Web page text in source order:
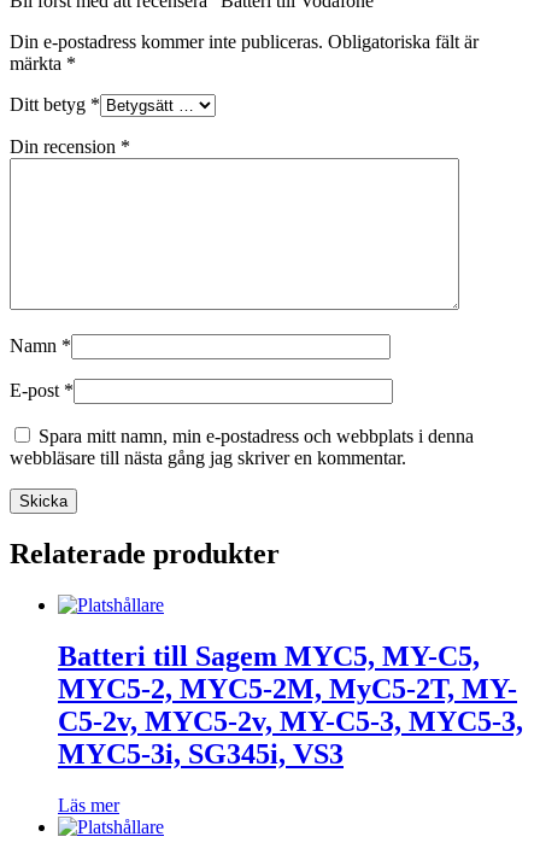
Din e-postadress kommer inte publiceras. Obligatoriska fält är
märkta *
Ditt betyg *
Din recension *
Namn *
E-post *
Spara mitt namn, min e-postadress och webbplats i denna
webbläsare till nästa gång jag skriver en kommentar.
Relaterade produkter
Batteri till Sagem MYC5, MY-C5,
MYC5-2, MYC5-2M, MyC5-2T, MY-
C5-2v, MYC5-2v, MY-C5-3, MYC5-3,
MYC5-3i, SG345i, VS3
Läs mer